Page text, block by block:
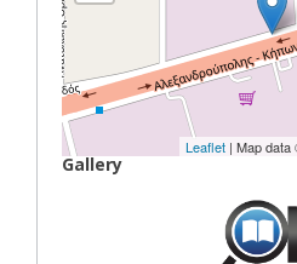
Leaflet | Map data
Gallery